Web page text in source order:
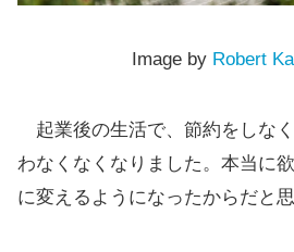
Image by Robert
起業後の生活で、節約をしな
わなくなくなりました。本当に
に変えるようになったからだと思